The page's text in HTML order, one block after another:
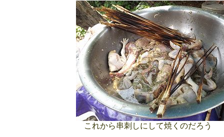
これから串刺しにして焼くのだろう